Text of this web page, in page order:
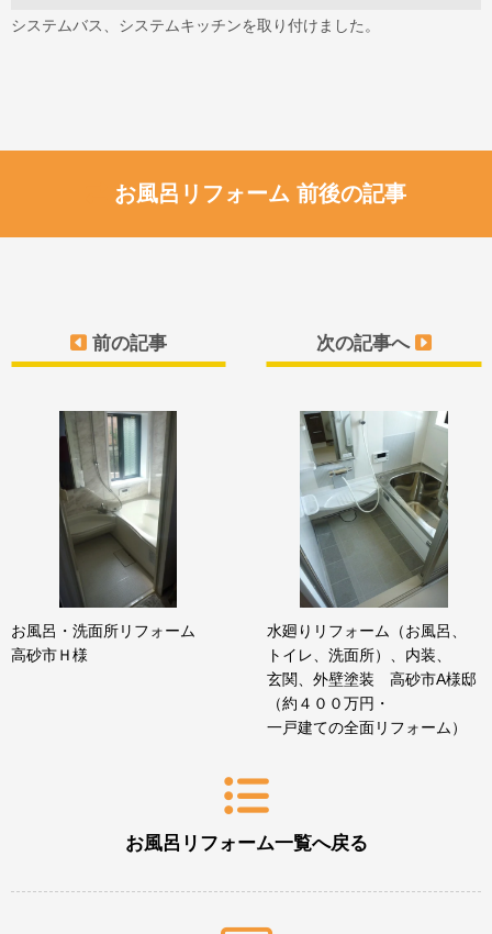
システムバス、システムキッチンを取り付けました。
お風呂リフォーム 前後の記事
前の記事
お風呂・洗面所リフォーム
高砂市Ｈ様
お風呂リフォーム一覧へ戻る
次の記事へ
水廻りリフォーム（お風呂、
トイレ、洗面所）、内装、
玄関、外壁塗装 高砂市A様邸
（約４００万円・
一戸建ての全面リフォーム）